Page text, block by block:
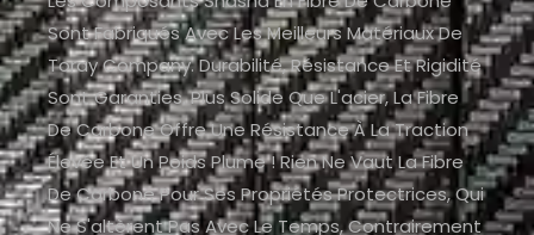
Sont Fabriqués Avec Les Meilleurs Matériaux De
Toray Company. Durabilité, Résistance Et Rigidité
Sont Garanties. Plus Solide Que L'acier, La Fibre
De Carbone Offre Une Résistance À La Traction
Élevée Et Un Poids Plume ! Rien Ne Vaut La Fibre
De Carbone Pour Ses Propriétés Protectrices, Qui
Ne S'altèrent Pas Avec Le Temps, Contrairement